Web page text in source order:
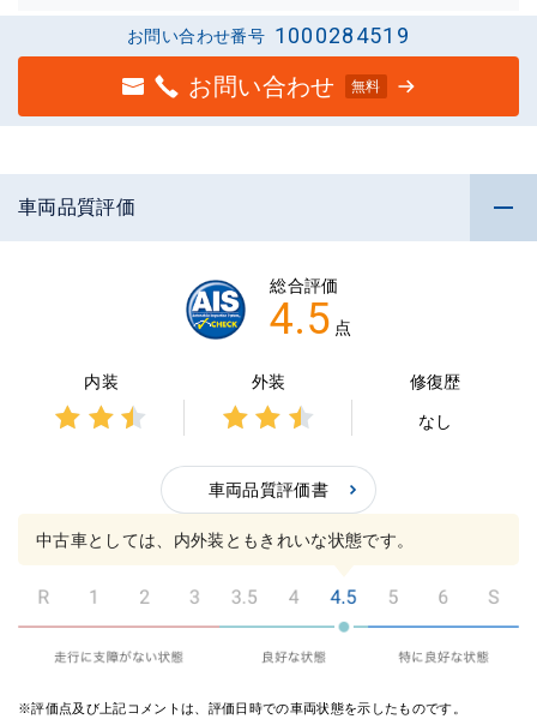
お問い合わせ番号 1000284519
お問い合わせ 無料
車両品質評価
総合評価
4.5 点
内装 外装
2.5点
の評
価
修復歴
なし
車両品質評価書
中古車としては、内外装ともきれいな状態です。
※評価点及び上記コメントは、評価日時での車両状態を示したものです。